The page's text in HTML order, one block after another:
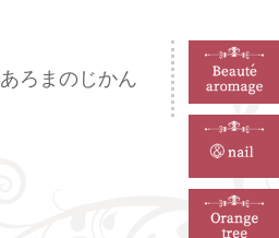
あろまのじかん